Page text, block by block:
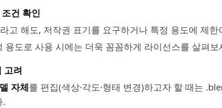
건 확인
라고 해도, 저작권 표기를 요구하거나 특정 용도에 제
용도로 사용 시에는 더욱 꼼꼼하게 라이선스를 살펴보
고려
자체를 편집(색상·각도·형태 변경)하고자 할 때는
.